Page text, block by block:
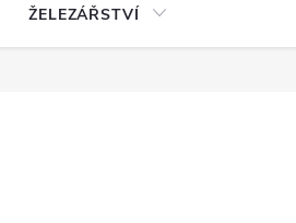
ŽELEZÁŘSTVÍ